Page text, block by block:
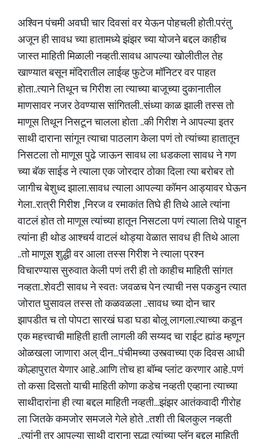
अश्विन पंचमी अवघी चार दिवसां वर येऊन पोहचली होती.परंतु
अजून ही सावध च्या हातामध्ये झंझर च्या योजने बद्दल काहीच
जास्त माहिती मिळाली नव्हती.सावध आपल्या खोलीतील तेह
खाण्यात बसून मंदिरातील लाईव्ह फुटेज मॉनिटर वर पाहत
होता..त्याने तिथून च गिरीश ला त्याच्या बाजूच्या दुकानातील
माणसावर नजर ठेवण्यास सांगितली..संध्या काळ झाली तस्स तो
माणूस तिथून निसटून चालला होता ..की गिरीश ने आपल्या इतर
साथी दाराना सांगून त्याचा पाठलाग केला पणं तो त्यांच्या हातातून
निसटला तो माणूस पुढे जाऊन सावध ला धडकला सावध ने गण
च्या बॅक साईड ने त्याला एक जोरदार ठोका दिला त्या बरोबर तो
जागीच बेशुध्द झाला.सावध त्याला आपल्या कॉमन आड्यावर घेऊन
गेला..रात्री गिरीश ,निरज व रमाकांत तिघे ही तिथे आले त्यांना
वाटलं होत तो माणूस त्यांच्या हातून निसटला पणं त्याला तिथे पाहून
त्यांना ही थोड आश्चर्य वाटलं थोड्या वेळात सावध ही तिथे आला
..तो माणूस शुद्धी वर आला तस्स गिरीश ने त्याला प्रश्न
विचारण्यास सुरुवात केली पणं तरी ही तो काहीच माहिती सांगत
नव्हता..शेवटी सावध ने स्वतः जवळच पेन त्याची नस पकडुन त्यात
जोरात घुसावल तस्स तो कळवळला ..सावध च्या दोन चार
झापडीत च तो पोपटा सारखं घडा घडा बोलू लागला.त्याच्या कडून
एक महत्त्वाची माहिती हाती लागली की सय्यद चा राईट ह्यांड म्हणून
ओळखला जाणारा अल् दीन...पंचीमच्या उस्त्वाच्या एक दिवस आधी
कोल्हापुरात येणार आहे..आणि तोच हा बॉम्ब प्लांट करणार आहे..पणं
तो कसा दिसतो याची माहिती कोणा कडेच नव्हती एव्हाना त्याच्या
साथीदारांना ही त्या बद्दल माहिती नव्हती...झंझर आतंकवादी गीरोह
ला जितके कमजोर समजले गेले होते ..तशी ती बिलकुल नव्हती